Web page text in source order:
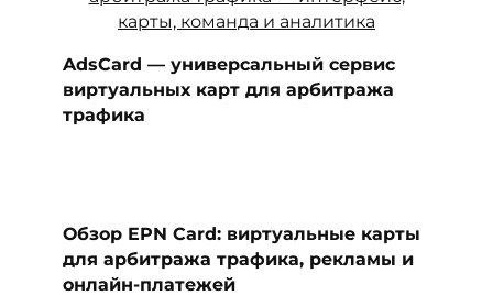
AdsCard — универсальный сервис
виртуальных карт для арбитража
трафика
Обзор EPN Card: виртуальные карты
для арбитража трафика, рекламы и
онлайн-платежей